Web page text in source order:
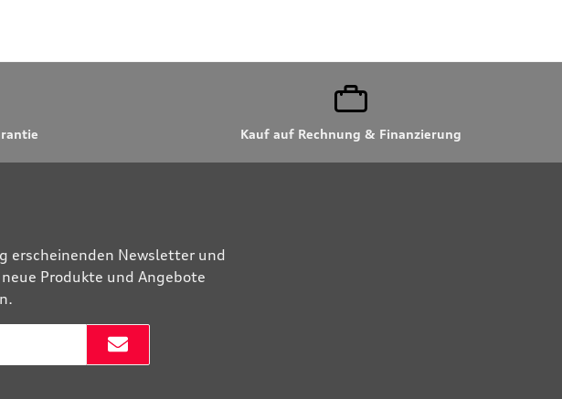
Kauf auf Rechnung & Finanzierung
erscheinenden Newsletter und
Produkte und Angebote